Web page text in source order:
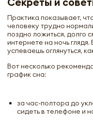
Практика показывает,
человеку трудно
поздно ложиться, долго
интернете на ночь
успеваешь оглянуться,
Вот несколько
график сна:
за час-полтора до
сидеть в телефоне и